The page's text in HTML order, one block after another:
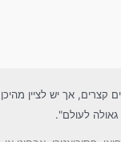
אך יש לציין מהיכן
לעולם".